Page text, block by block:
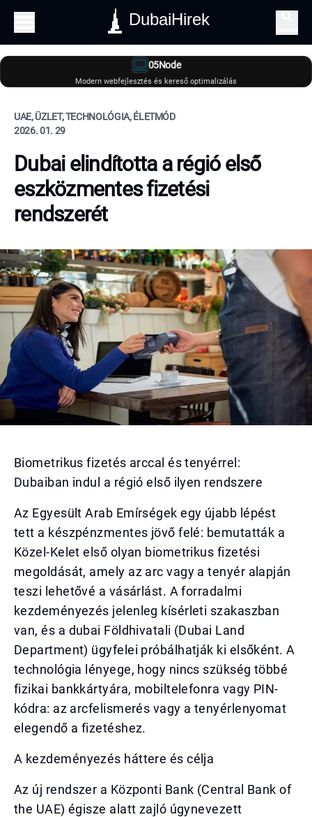
DubaiHirek
05Node
Modern webfejlesztés és kereső optimalizálás
UAE, ÜZLET, TECHNOLÓGIA, ÉLETMÓD
2026. 01. 29
Dubai elindította a régió első
eszközmentes fizetési
rendszerét
Biometrikus fizetés arccal és tenyérrel:
Dubaiban indul a régió első ilyen rendszere
Az Egyesült Arab Emírségek egy újabb lépést
tett a készpénzmentes jövő felé: bemutatták a
Közel-Kelet első olyan biometrikus fizetési
megoldását, amely az arc vagy a tenyér alapján
teszi lehetővé a vásárlást. A forradalmi
kezdeményezés jelenleg kísérleti szakaszban
van, és a dubai Földhivatali (Dubai Land
Department) ügyfelei próbálhatják ki elsőként. A
technológia lényege, hogy nincs szükség többé
fizikai bankkártyára, mobiltelefonra vagy PIN-
kódra: az arcfelismerés vagy a tenyérlenyomat
elegendő a fizetéshez.
A kezdeményezés háttere és célja
Az új rendszer a Központi Bank (Central Bank of
the UAE) égisze alatt zajló úgynevezett